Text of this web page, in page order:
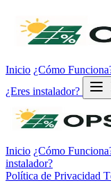
Inicio ¿Cómo
¿Eres instalador?
Inicio ¿Cómo
instalador?
Política de Privacidad